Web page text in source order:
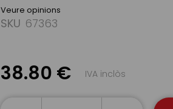
Veure opinions
SKU 67363
38.80 € IVA inclòs